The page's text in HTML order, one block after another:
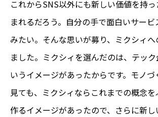
これからSNS以外にも新しい価値を持
まれるだろう。自分の手で面白いサー
みたい。そんな思いが募り、ミクシィ
ました。ミクシィを選んだのは、テッ
いうイメージがあったからです。モノ
見ても、ミクシィならこれまでの概念
作るイメージがあったので、さらに新